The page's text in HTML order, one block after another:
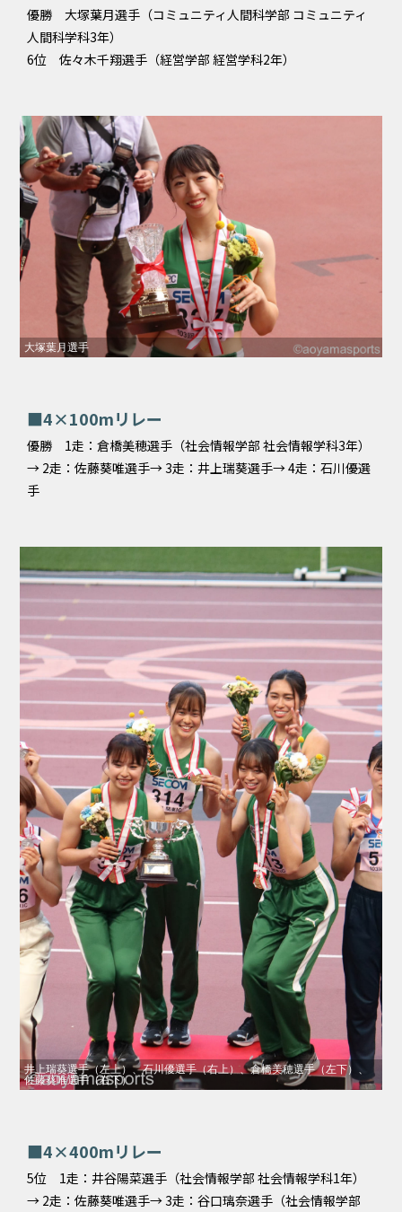
優勝 大塚葉月選手（コミュニティ人間科学部 コミュニティ
人間科学科3年）
6位 佐々木千翔選手（経営学部 経営学科2年）
大塚葉月選手
■4×100mリレー
優勝 1走：倉橋美穂選手（社会情報学部 社会情報学科3年）
→ 2走：佐藤葵唯選手→ 3走：井上瑞葵選手→ 4走：石川優選
手
井上瑞葵選手（左上）、石川優選手（右上）、倉橋美穂選手（左下）、
佐藤葵唯選手（右下）
■4×400mリレー
5位 1走：井谷陽菜選手（社会情報学部 社会情報学科1年）
→ 2走：佐藤葵唯選手→ 3走：谷口璃奈選手（社会情報学部